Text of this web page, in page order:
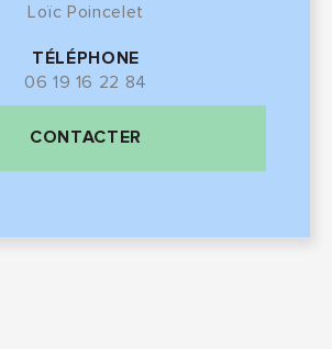
Loïc Poincelet
TÉLÉPHONE
06 19 16 22 84
CONTACTER